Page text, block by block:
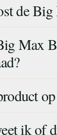
de
Max
ik of